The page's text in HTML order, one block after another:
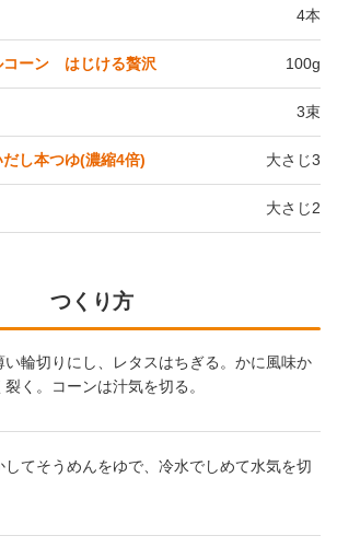
4本
コーン はじける贅沢 100g
3束
し本つゆ(濃縮4倍) 大さじ3
大さじ2
つくり方
い輪切りにし、レタスはちぎる。かに風味か
裂く。コーンは汁気を切る。
してそうめんをゆで、冷水でしめて水気を切